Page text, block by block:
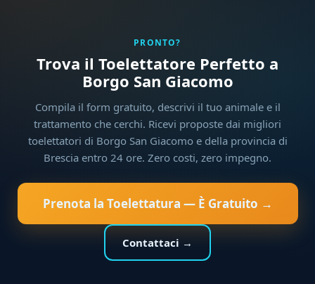
PRONTO?
Trova il Toelettatore Perfetto a
Borgo San Giacomo
Compila il form gratuito, descrivi il tuo animale e il
trattamento che cerchi. Ricevi proposte dai migliori
toelettatori di Borgo San Giacomo e della provincia di
Brescia entro 24 ore. Zero costi, zero impegno.
Prenota la Toelettatura — È Gratuito →
Contattaci →